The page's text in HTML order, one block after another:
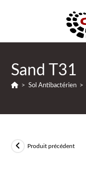
Sand T31
> Sol Antibactérien >
Produit précédent